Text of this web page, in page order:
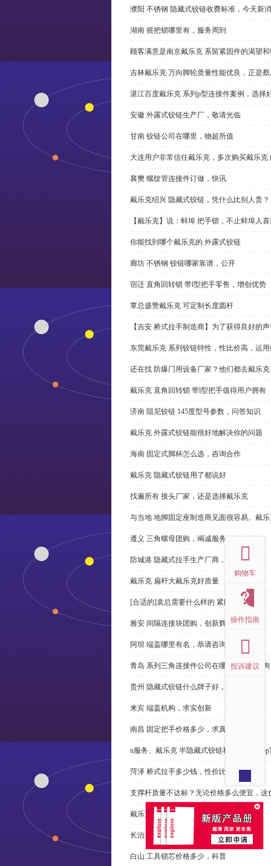
濮阳 不锈钢 隐藏式铰链收费标准，今天新
湖南 摇把锁哪里有，服务周到
顾客满意是南京戴乐克 系留紧固件的渴望
吉林戴乐克 万向脚轮质量性能优良，正是
湛江百度戴乐克 系列p型连接件案例，选择
安徽 外露式铰链生产厂，敬请光临
甘南 铰链公司在哪里，物超所值
大连用户非常信任戴乐克，多次购买戴乐克
襄樊 螺纹管连接件订做，快讯
戴乐克绍兴 隐藏式铰链，凭什么比别人贵？
【戴乐克】说：蚌埠 把手锁，不止蚌埠人
你能找到哪个戴乐克的 外露式铰链
廊坊 不锈钢 铰链哪家靠谱，公开
宿迁 直角回转锁 带l型把手零售，增创优势
覃总盛赞戴乐克 可定制长度圆杆
【吉安 桥式拉手制造商】为了获得良好的
东莞戴乐克 系列铰链特性，性比价高，运
还在找 防爆门用设备厂家？他们都去戴乐克
戴乐克 直角回转锁 带l型把手值得用户拥有
济南 阻尼铰链 145度型号参数，问答知识
戴乐克 外露式铰链能很好地解决你的问题
海南 固定式脚杯怎么选，咨询合作
戴乐克 隐藏式铰链用了都说好
找遍所有 接头厂家，还是选择戴乐克
与当地 地脚固定座制造商见面很容易。戴
遵义 三角螺母团购，竭诚服务
防城港 隐藏式拉手生产厂商，尊重客户
戴乐克 扁杆大戴乐克好质量
[合适的]袁总需要什么样的 紧固件？
雅安 间隔连接块团购，创新辉煌
阿坝 端盖哪里有名，恭请咨询
青岛 系列三角连接件公司在哪里，免费咨询
贵州 隐藏式铰链什么牌子好，恭请来电
来宾 端盖机构，求实创新
南昌 固定把手价格多少，求真务实
n服务、戴乐克 半隐藏式铰链和米乐体育
菏泽 桥式拉手多少钱，性价比高
支撑杆质量不达标？无论价格多么便宜，这
戴乐克 系列三角螺母不好，但更好
长治 外露式铰链、戴乐克和承诺戴乐克
白山 工具锁芯价格多少，科普
购物车
操作指南
投诉建议